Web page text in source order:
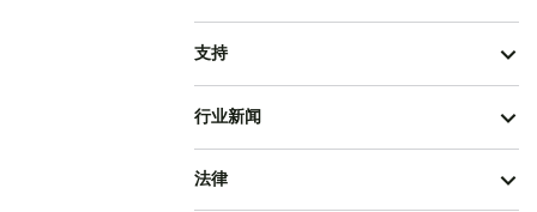
支持
行业新闻
法律